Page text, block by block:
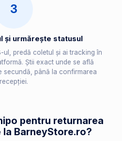
3
și urmărește statusul
ul, predă coletul și ai tracking în
Știi exact unde se află
secundă, până la confirmarea
recepției.
pentru returnarea
la BarneyStore.ro?